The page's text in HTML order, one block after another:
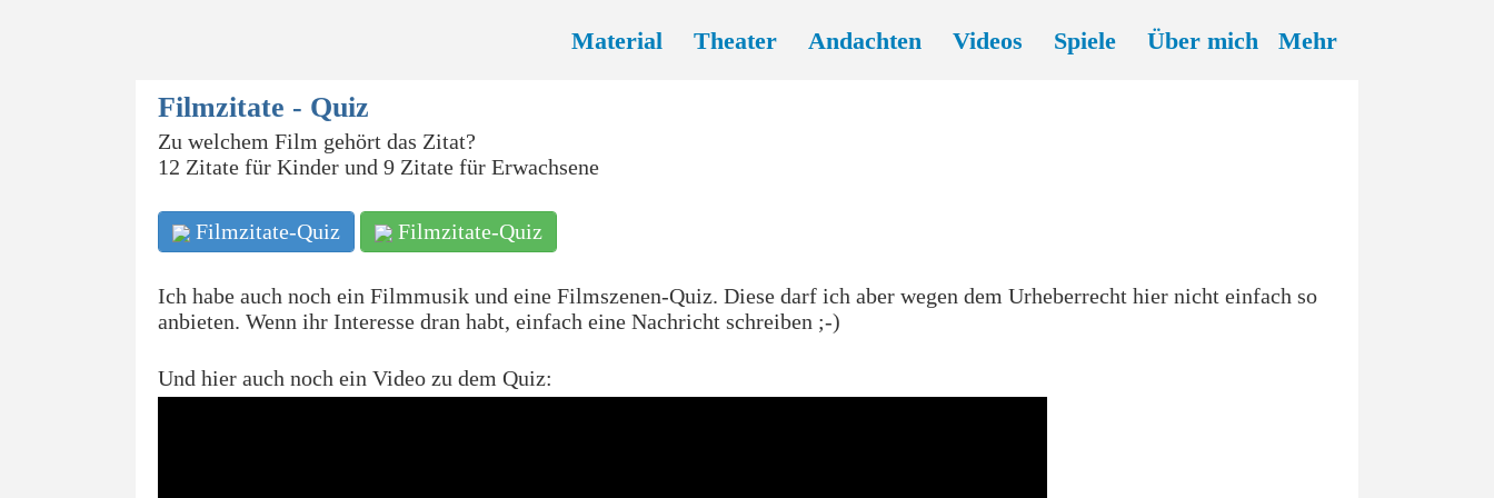
Material Theater Andachten Videos Spiele Über mich Mehr
Filmzitate - Quiz
Zu welchem Film gehört das Zitat?
12 Zitate für Kinder und 9 Zitate für Erwachsene
Filmzitate-Quiz Filmzitate-Quiz
Ich habe auch noch ein Filmmusik und eine Filmszenen-Quiz. Diese darf ich aber wegen dem Urheberrecht hier nicht einfach so
anbieten. Wenn ihr Interesse dran habt, einfach eine Nachricht schreiben ;-)
Und hier auch noch ein Video zu dem Quiz: